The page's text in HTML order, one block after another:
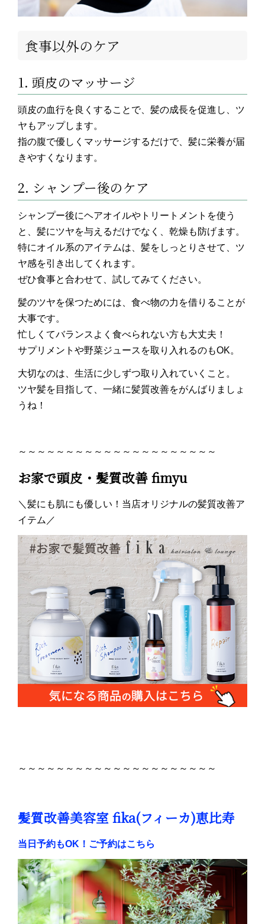
食事以外のケア
1. 頭皮のマッサージ
頭皮の血行を良くすることで、髪の成長を促進し、ツ
ヤもアップします。
指の腹で優しくマッサージするだけで、髪に栄養が届
きやすくなります。
2. シャンプー後のケア
シャンプー後にヘアオイルやトリートメントを使う
と、髪にツヤを与えるだけでなく、乾燥も防げます。
特にオイル系のアイテムは、髪をしっとりさせて、ツ
ヤ感を引き出してくれます。
ぜひ食事と合わせて、試してみてください。
髪のツヤを保つためには、食べ物の力を借りることが
大事です。
忙しくてバランスよく食べられない方も大丈夫！
サプリメントや野菜ジュースを取り入れるのもOK。
大切なのは、生活に少しずつ取り入れていくこと。
ツヤ髪を目指して、一緒に髪質改善をがんばりましょ
うね！
～～～～～～～～～～～～～～～～～～～～～
お家で頭皮・髪質改善 fimyu
＼髪にも肌にも優しい！当店オリジナルの髪質改善ア
イテム／
～～～～～～～～～～～～～～～～～～～～～
髪質改善美容室 fika(フィーカ)恵比寿
当日予約もOK！ご予約はこちら